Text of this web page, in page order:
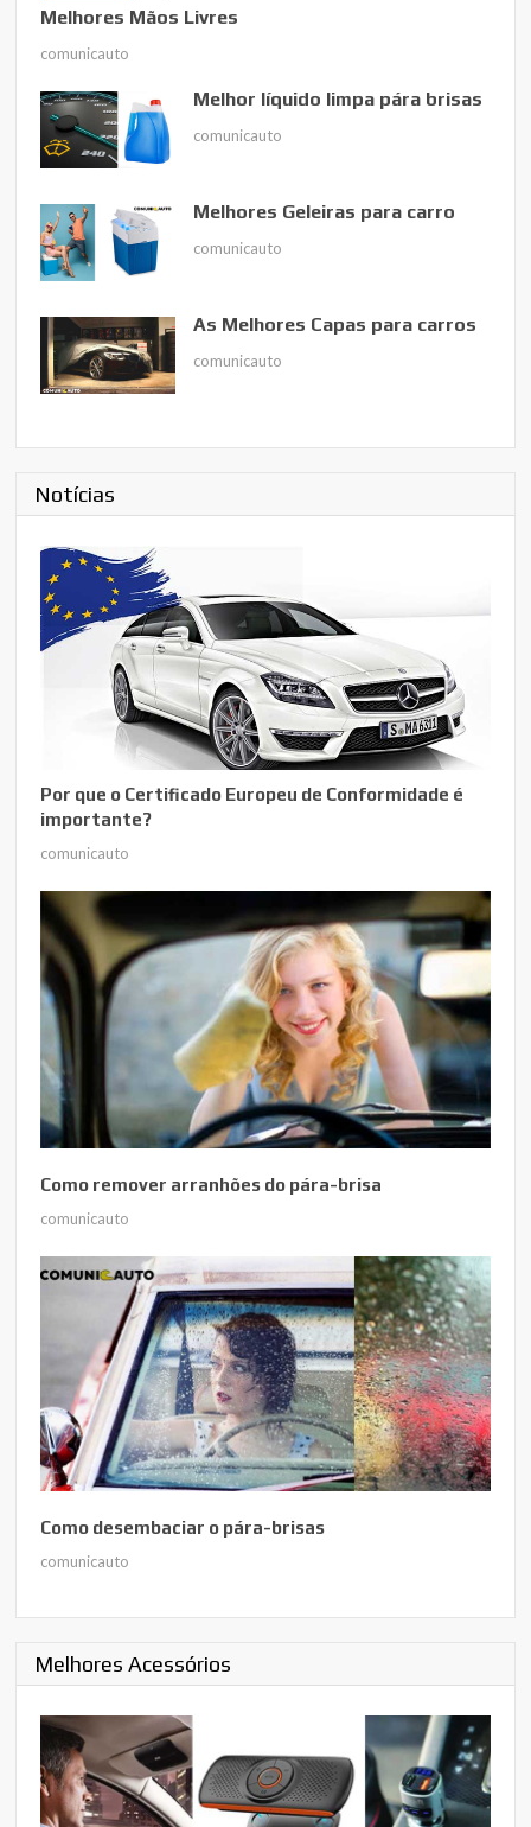
Melhores Mãos Livres
comunicauto
Melhor líquido limpa pára brisas
comunicauto
Melhores Geleiras para carro
comunicauto
As Melhores Capas para carros
comunicauto
Notícias
Por que o Certificado Europeu de Conformidade é
importante?
comunicauto
Como remover arranhões do pára-brisa
comunicauto
Como desembaciar o pára-brisas
comunicauto
Melhores Acessórios